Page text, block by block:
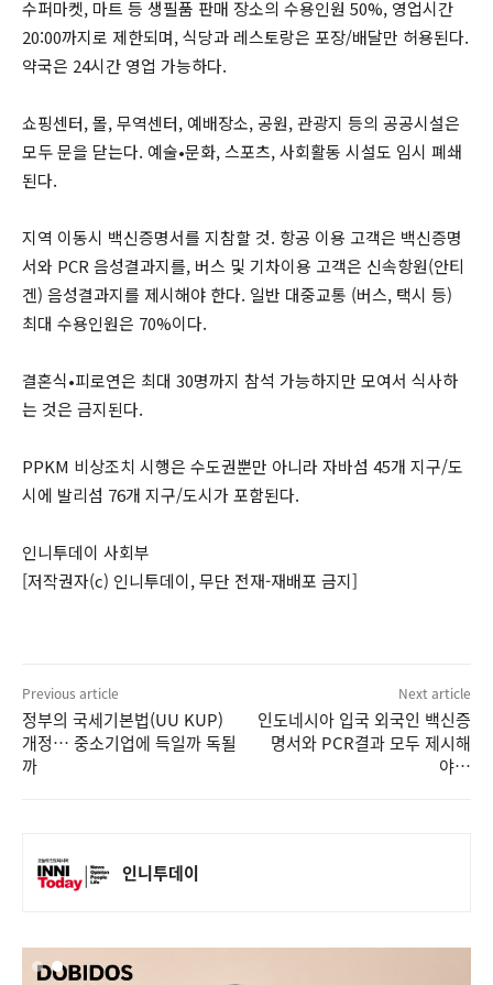
수퍼마켓, 마트 등 생필품 판매 장소의 수용인원 50%, 영업시간
20:00까지로 제한되며, 식당과 레스토랑은 포장/배달만 허용된다.
약국은 24시간 영업 가능하다.
쇼핑센터, 몰, 무역센터, 예배장소, 공원, 관광지 등의 공공시설은
모두 문을 닫는다. 예술•문화, 스포츠, 사회활동 시설도 임시 폐쇄
된다.
지역 이동시 백신증명서를 지참할 것. 항공 이용 고객은 백신증명
서와 PCR 음성결과지를, 버스 및 기차이용 고객은 신속항원(안티
겐) 음성결과지를 제시해야 한다. 일반 대중교통 (버스, 택시 등)
최대 수용인원은 70%이다.
결혼식•피로연은 최대 30명까지 참석 가능하지만 모여서 식사하
는 것은 금지된다.
PPKM 비상조치 시행은 수도권뿐만 아니라 자바섬 45개 지구/도
시에 발리섬 76개 지구/도시가 포함된다.
인니투데이 사회부
[저작권자(c) 인니투데이, 무단 전재-재배포 금지]
Previous article
정부의 국세기본법(UU KUP)
개정… 중소기업에 득일까 독될
까
Next article
인도네시아 입국 외국인 백신증
명서와 PCR결과 모두 제시해
야…
인니투데이